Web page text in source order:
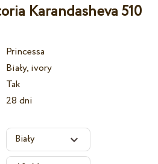
Karandasheva 510
Princessa
Biały, ivory
Tak
28 dni